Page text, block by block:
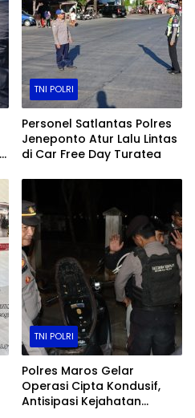
TNI POLRI
Personel Satlantas Polres
Jeneponto Atur Lalu Lintas
di Car Free Day Turatea
TNI POLRI
Polres Maros Gelar
Operasi Cipta Kondusif,
Antisipasi Kejahatan